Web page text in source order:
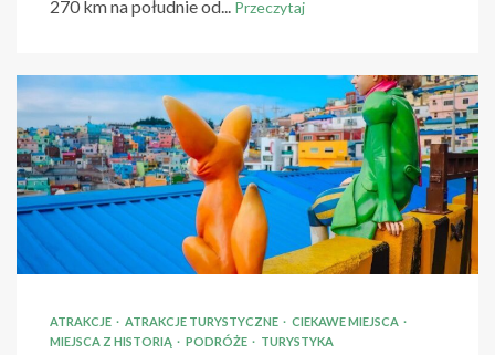
270 km na południe od...
Przeczytaj
ATRAKCJE ATRAKCJE TURYSTYCZNE
CIEKAWE MIEJSCA
MIEJSCA Z HISTORIĄ
PODRÓŻE TURYSTYKA